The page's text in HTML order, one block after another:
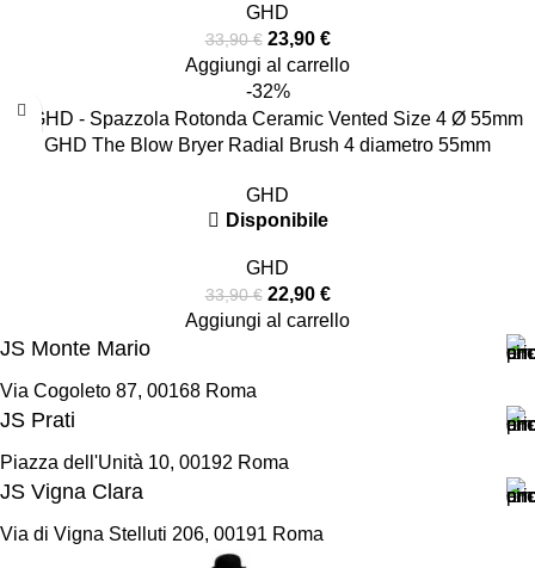
GHD
33,90€ 23,90 €
Aggiungi al carrello
-32%
GHD The Blow Bryer Radial Brush 4 diametro 55mm
GHD
Disponibile
GHD
33,90€ 22,90 €
Aggiungi al carrello
JS Monte Mario
Via Cogoleto 87, 00168 Roma
JS Prati
Piazza dell'Unità 10, 00192 Roma
JS Vigna Clara
Via di Vigna Stelluti 206, 00191 Roma